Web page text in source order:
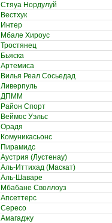
Стяуа Нордулуй
Вестхук
Интер
Мбале Хироус
Тростянец
Бьяска
Артемиса
Вилья Реал Сосьедад
Ливерпуль
ДПММ
Район Спорт
Веймос Уэльс
Орадя
Комуникасьонс
Пирамидс
Аустрия (Лустенау)
Аль-Иттихад (Маскат)
Аль-Шаваре
Мбабане Своллоуз
Апсеттерс
Сересо
Амагаджу